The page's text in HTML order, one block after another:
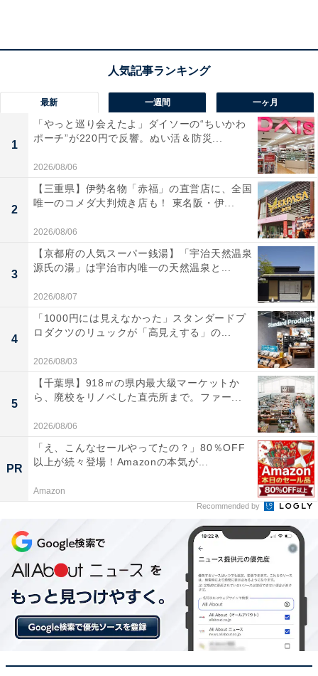
2：鎌先温泉・小原温泉（宮城県白石市）
白石市に湧く鎌先温泉・小原温泉は、どちらも600〜800
年以上の歴史を誇る薬湯。この地を訪れたなら、ぜひ白
石名物のグルメを楽しんでください。
約400年間愛され続けてきた「白石温麺（うーめん）」
は、全長9cmほどの短い素麺で油を一切使わないあっさ
最新 一週間 一ヶ月
1
「やっと巡り会えたよ」ダイソーの“ちいかわ
ポーチ”が220円で反響。ぬい活＆防災...
2026/08/06
2
【三重県】伊勢名物「赤福」の直営店に、全国
唯一のコメダ大判焼き店も！ 東名阪・伊...
2026/08/06
3
【京都府の人気スーパー銭湯】「宇治天然温泉
源氏の湯」は宇治市内唯一の天然温泉と...
2026/08/07
4
「1000円には見えなかった」スタンダードプ
ロダクツのリュックが「高見えする」の...
2026/08/03
5
【千葉県】918㎡の県内最大級マーケットか
ら、廃校をリノベした直売所まで。ファー...
2026/08/06
PR
「え、こんなセールやってたの？」80％OFF
以上が続々登場！Amazonの本気が...
Amazon
Recommended by